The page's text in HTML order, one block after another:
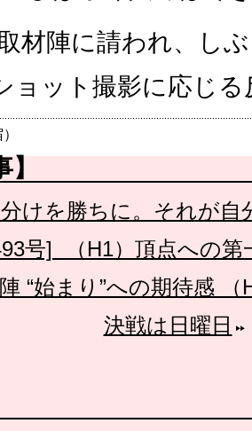
陣に請われ、しぶ
ョット撮影に応じる
けを勝ちに。それが自
号] （H1）頂点への第
“始まり”への期待感
決戦は日曜日